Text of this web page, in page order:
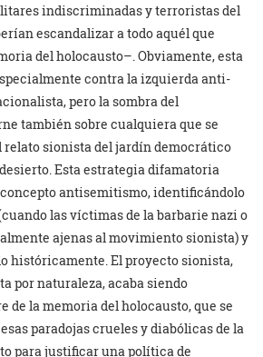
indiscriminadas y terroristas del
escandalizar a todo aquél que
del holocausto–. Obviamente, esta
contra la izquierda anti-
pero la sombra del
también sobre cualquiera que se
relato sionista del jardín democrático
Esta estrategia difamatoria
antisemitismo, identificándolo
las víctimas de la barbarie nazi o
ajenas al movimiento sionista) y
históricamente. El proyecto sionista,
por naturaleza, acaba siendo
de la memoria del holocausto, que se
paradojas crueles y diabólicas de la
para justificar una política de